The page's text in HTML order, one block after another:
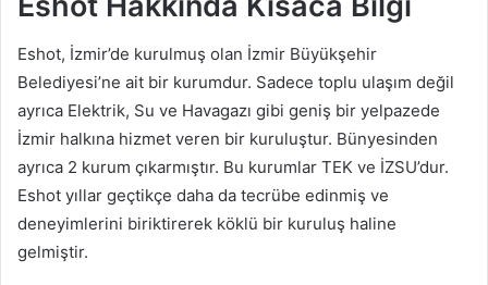
Eshot, İzmir’de kurulmuş olan İzmir Büyükşehir
Belediyesi’ne ait bir kurumdur. Sadece toplu ulaşım değil
ayrıca Elektrik, Su ve Havagazı gibi geniş bir yelpazede
İzmir halkına hizmet veren bir kuruluştur. Bünyesinden
ayrıca 2 kurum çıkarmıştır. Bu kurumlar TEK ve İZSU’dur.
Eshot yıllar geçtikçe daha da tecrübe edinmiş ve
deneyimlerini biriktirerek köklü bir kuruluş haline
gelmiştir.